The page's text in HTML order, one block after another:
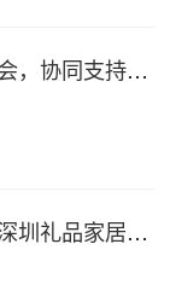
吉之礼携手亚沙会，协同支持、共襄盛举
2019第27届春季深圳礼品家居展开幕 引领礼赠行业新动向